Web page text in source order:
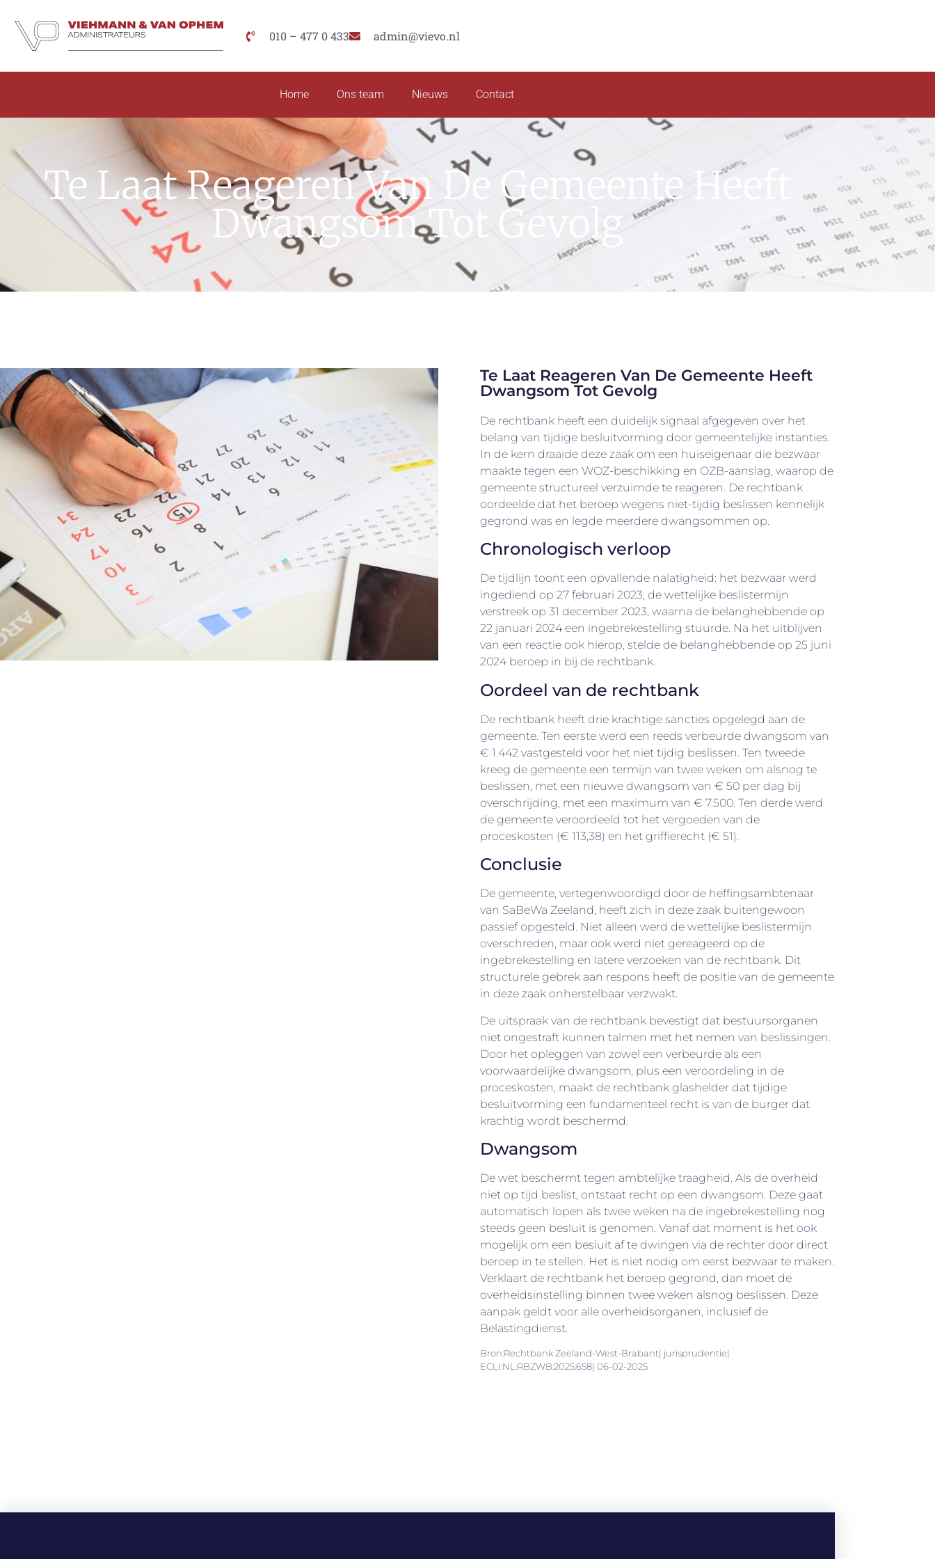
010 – 477 0 433 admin@vievo.nl
Home Ons team Nieuws Contact
Te Laat Reageren Van De Gemeente Heeft
Dwangsom Tot Gevolg
Te Laat Reageren Van De Gemeente Heeft
Dwangsom Tot Gevolg
De rechtbank heeft een duidelijk signaal afgegeven over het
belang van tijdige besluitvorming door gemeentelijke instanties.
In de kern draaide deze zaak om een huiseigenaar die bezwaar
maakte tegen een WOZ-beschikking en OZB-aanslag, waarop de
gemeente structureel verzuimde te reageren. De rechtbank
oordeelde dat het beroep wegens niet-tijdig beslissen kennelijk
gegrond was en legde meerdere dwangsommen op.
Chronologisch verloop
De tijdlijn toont een opvallende nalatigheid: het bezwaar werd
ingediend op 27 februari 2023, de wettelijke beslistermijn
verstreek op 31 december 2023, waarna de belanghebbende op
22 januari 2024 een ingebrekestelling stuurde. Na het uitblijven
van een reactie ook hierop, stelde de belanghebbende op 25 juni
2024 beroep in bij de rechtbank.
Oordeel van de rechtbank
De rechtbank heeft drie krachtige sancties opgelegd aan de
gemeente. Ten eerste werd een reeds verbeurde dwangsom van
€ 1.442 vastgesteld voor het niet tijdig beslissen. Ten tweede
kreeg de gemeente een termijn van twee weken om alsnog te
beslissen, met een nieuwe dwangsom van € 50 per dag bij
overschrijding, met een maximum van € 7.500. Ten derde werd
de gemeente veroordeeld tot het vergoeden van de
proceskosten (€ 113,38) en het griffierecht (€ 51).
Conclusie
De gemeente, vertegenwoordigd door de heffingsambtenaar
van SaBeWa Zeeland, heeft zich in deze zaak buitengewoon
passief opgesteld. Niet alleen werd de wettelijke beslistermijn
overschreden, maar ook werd niet gereageerd op de
ingebrekestelling en latere verzoeken van de rechtbank. Dit
structurele gebrek aan respons heeft de positie van de gemeente
in deze zaak onherstelbaar verzwakt.
De uitspraak van de rechtbank bevestigt dat bestuursorganen
niet ongestraft kunnen talmen met het nemen van beslissingen.
Door het opleggen van zowel een verbeurde als een
voorwaardelijke dwangsom, plus een veroordeling in de
proceskosten, maakt de rechtbank glashelder dat tijdige
besluitvorming een fundamenteel recht is van de burger dat
krachtig wordt beschermd.
Dwangsom
De wet beschermt tegen ambtelijke traagheid. Als de overheid
niet op tijd beslist, ontstaat recht op een dwangsom. Deze gaat
automatisch lopen als twee weken na de ingebrekestelling nog
steeds geen besluit is genomen. Vanaf dat moment is het ook
mogelijk om een besluit af te dwingen via de rechter door direct
beroep in te stellen. Het is niet nodig om eerst bezwaar te maken.
Verklaart de rechtbank het beroep gegrond, dan moet de
overheidsinstelling binnen twee weken alsnog beslissen. Deze
aanpak geldt voor alle overheidsorganen, inclusief de
Belastingdienst.
Bron:Rechtbank Zeeland-West-Brabant| jurisprudentie|
ECLI:NL:RBZWB:2025:658| 06-02-2025